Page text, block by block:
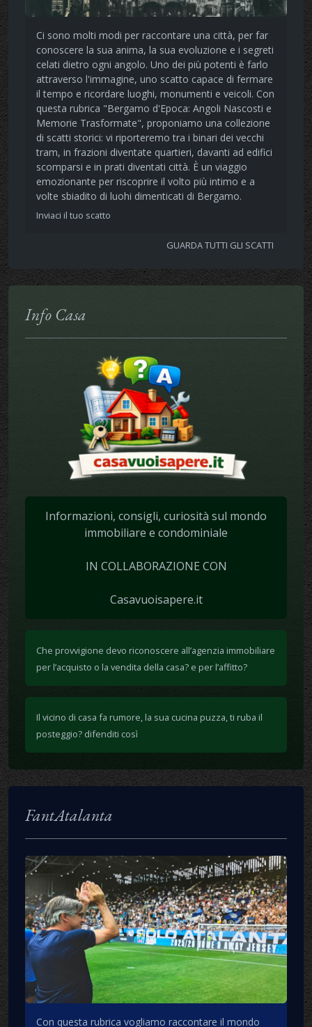
Ci sono molti modi per raccontare una città, per far
conoscere la sua anima, la sua evoluzione e i segreti
celati dietro ogni angolo. Uno dei più potenti è farlo
attraverso l'immagine, uno scatto capace di fermare
il tempo e ricordare luoghi, monumenti e veicoli. Con
questa rubrica "Bergamo d'Epoca: Angoli Nascosti e
Memorie Trasformate", proponiamo una collezione
di scatti storici: vi riporteremo tra i binari dei vecchi
tram, in frazioni diventate quartieri, davanti ad edifici
scomparsi e in prati diventati città. È un viaggio
emozionante per riscoprire il volto più intimo e a
volte sbiadito di luohi dimenticati di Bergamo.
Inviaci il tuo scatto
GUARDA TUTTI GLI SCATTI
Info Casa
Informazioni, consigli, curiosità sul mondo
immobiliare e condominiale
IN COLLABORAZIONE CON
Casavuoisapere.it
Che provvigione devo riconoscere all’agenzia immobiliare
per l’acquisto o la vendita della casa? e per l’affitto?
Il vicino di casa fa rumore, la sua cucina puzza, ti ruba il
posteggio? difenditi così
FantAtalanta
Con questa rubrica vogliamo raccontare il mondo